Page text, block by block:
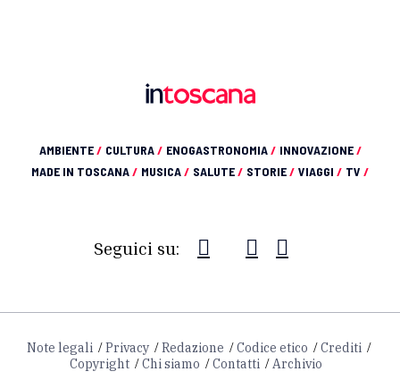
AMBIENTE/ CULTURA/ ENOGASTRONOMIA/ INNOVAZIONE/
MADE IN TOSCANA/ MUSICA/ SALUTE/ STORIE/ VIAGGI / TV /
Seguici su:
Note legali Privacy Redazione Codice etico
Crediti
Copyright
Chi siamo Contatti Archivio